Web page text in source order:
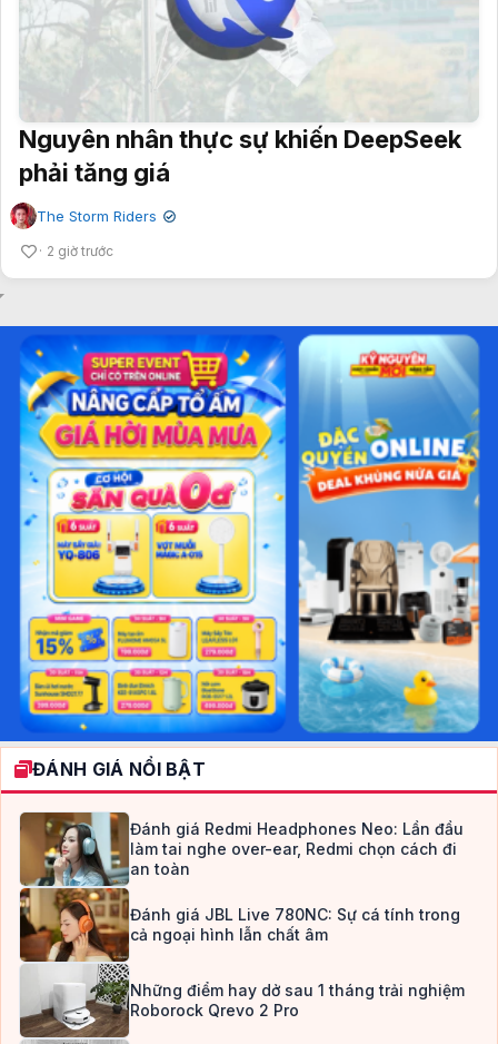
Nguyên nhân thực sự khiến DeepSeek
phải tăng giá
The Storm Riders ✔
2 giờ trước
ĐÁNH GIÁ NỔI BẬT
Đánh giá Redmi Headphones Neo: Lần đầu
làm tai nghe over-ear, Redmi chọn cách đi
an toàn
Đánh giá JBL Live 780NC: Sự cá tính trong
cả ngoại hình lẫn chất âm
Những điểm hay dở sau 1 tháng trải nghiệm
Roborock Qrevo 2 Pro